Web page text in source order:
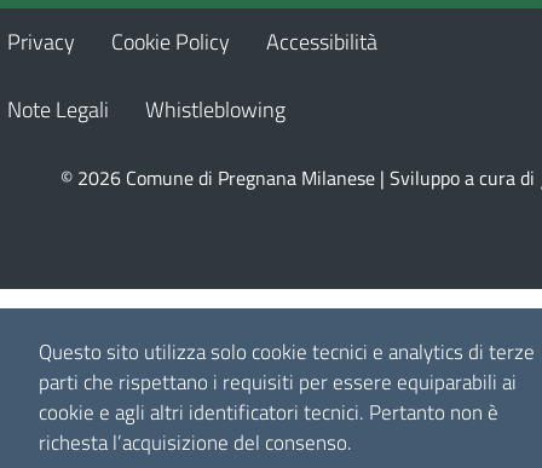
Questo sito utilizza solo cookie tecnici e analytics di terze
parti che rispettano i requisiti per essere equiparabili ai
cookie e agli altri identificatori tecnici. Pertanto non è
richesta l’acquisizione del consenso.
Privacy Cookie Policy Accessibilità
Note Legali Whistleblowing
© 2026 Comune di Pregnana Milanese | Sviluppo a cura di